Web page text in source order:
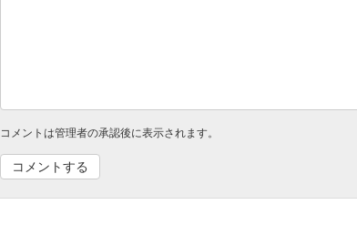
コメントは管理者の承認後に表示されます。